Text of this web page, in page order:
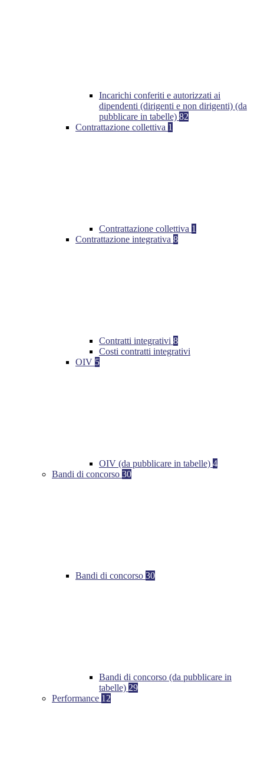
Incarichi conferiti e autorizzati ai
dipendenti (dirigenti e non dirigenti) (da
pubblicare in tabelle) 82
Contrattazione collettiva 1
Contrattazione collettiva 1
Contrattazione integrativa 8
Contratti integrativi 8
Costi contratti integrativi
OIV 5
OIV (da pubblicare in tabelle) 4
Bandi di concorso 30
Bandi di concorso 30
Bandi di concorso (da pubblicare in
tabelle) 29
Performance 12